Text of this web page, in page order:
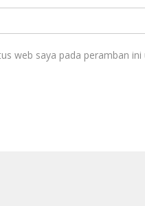
web saya pada peramban